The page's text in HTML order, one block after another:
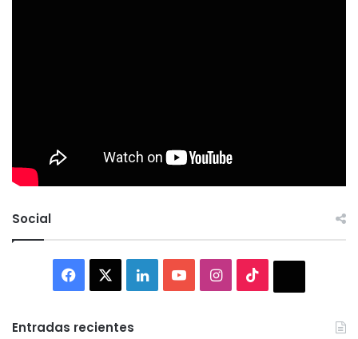
Social
Facebook LinkedInYouTubeInstagram
Entradas recientes